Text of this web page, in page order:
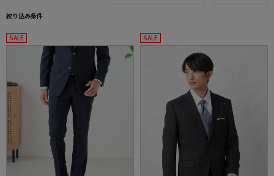
絞り込み条件
SALE SALE